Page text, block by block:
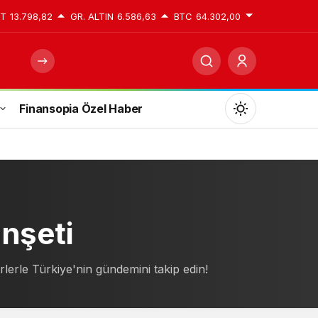
13.798,82 GR. ALTIN 6.586,63 BTC 64.302,00
Finansopia Özel Haber
Mod
değiştir
Gece Modu
Türkiye'nin gündemini takip edin!